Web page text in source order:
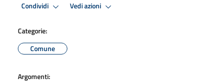
Condividi Vedi azioni
Categorie:
Comune
Argomenti: